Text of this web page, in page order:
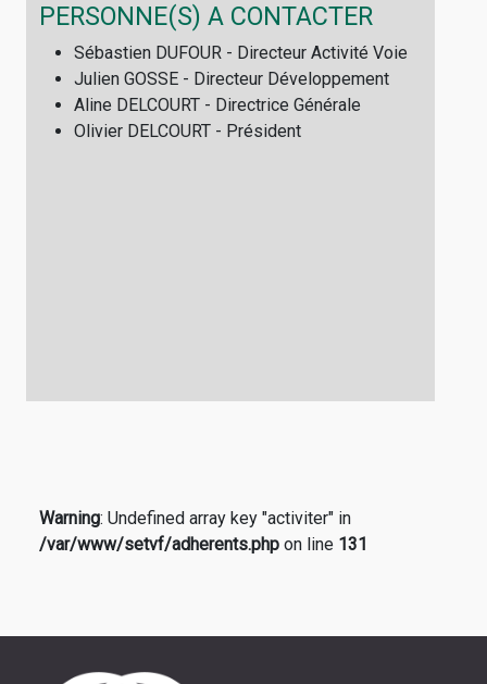
PERSONNE(S) A CONTACTER
Sébastien DUFOUR - Directeur Activité Voie
Julien GOSSE - Directeur Développement
Aline DELCOURT - Directrice Générale
Olivier DELCOURT - Président
Warning: Undefined array key "activiter" in
/var/www/setvf/adherents.php on line 131